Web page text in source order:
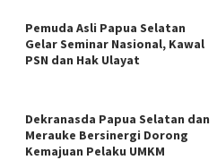
Pemuda Asli Papua Selatan
Gelar Seminar Nasional, Kawal
PSN dan Hak Ulayat
Dekranasda Papua Selatan dan
Merauke Bersinergi Dorong
Kemajuan Pelaku UMKM